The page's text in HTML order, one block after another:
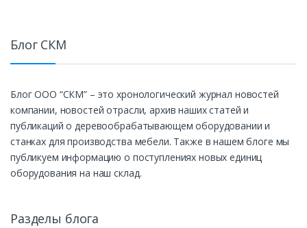
Блог СКМ
Блог ООО “СКМ” – это хронологический журнал новостей
компании, новостей отрасли, архив наших статей и
публикаций о деревообрабатывающем оборудовании и
станках для производства мебели. Также в нашем блоге мы
публикуем информацию о поступлениях новых единиц
оборудования на наш склад.
Разделы блога